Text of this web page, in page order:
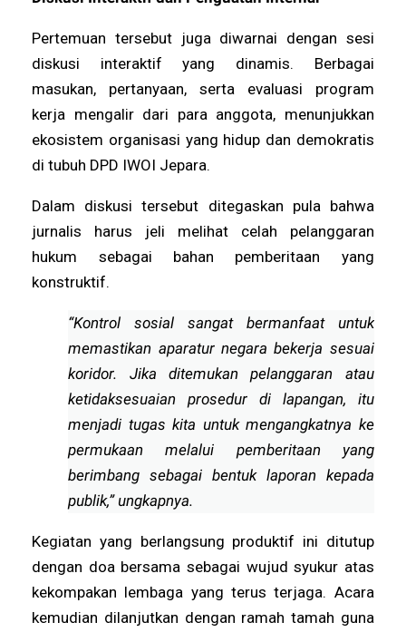
Pertemuan tersebut juga diwarnai dengan sesi
diskusi interaktif yang dinamis. Berbagai
masukan, pertanyaan, serta evaluasi program
kerja mengalir dari para anggota, menunjukkan
ekosistem organisasi yang hidup dan demokratis
di tubuh DPD IWOI Jepara.
Dalam diskusi tersebut ditegaskan pula bahwa
jurnalis harus jeli melihat celah pelanggaran
hukum sebagai bahan pemberitaan yang
konstruktif.
“Kontrol sosial sangat bermanfaat untuk
memastikan aparatur negara bekerja sesuai
koridor. Jika ditemukan pelanggaran atau
ketidaksesuaian prosedur di lapangan, itu
menjadi tugas kita untuk mengangkatnya ke
permukaan melalui pemberitaan yang
berimbang sebagai bentuk laporan kepada
publik,” ungkapnya.
Kegiatan yang berlangsung produktif ini ditutup
dengan doa bersama sebagai wujud syukur atas
kekompakan lembaga yang terus terjaga. Acara
kemudian dilanjutkan dengan ramah tamah guna